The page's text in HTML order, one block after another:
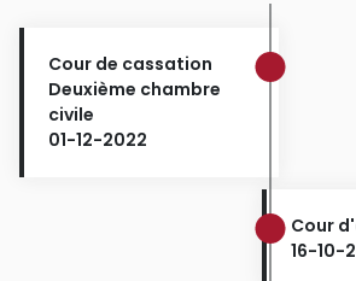
Cour de cassation
Deuxième chambre
civile
01-12-2022
Cour
16-10-